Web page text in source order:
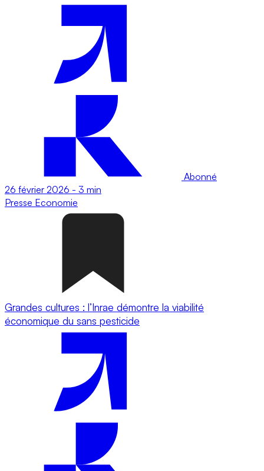
Abonné
26 février 2026 - 3 min
Presse Economie
Grandes cultures : l’Inrae démontre la viabilité
économique du sans pesticide